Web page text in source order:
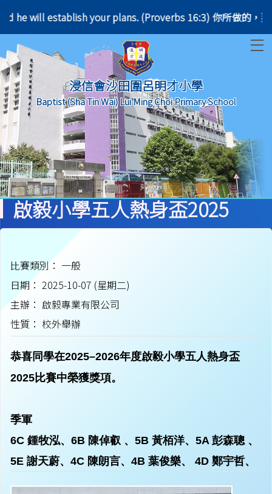
he will establish your plans. (Proverbs 16:3) 你所做的，要
浸信會沙田圍呂明才小學
Baptist (Sha Tin Wai) Lui Ming Choi Primary School
啟毅小學五人熱身盃2025
比賽類別： 一般
日期： 2025-10-07 (星期二)
主辦： 啟毅專業有限公司
性質： 校外舉辦
恭喜同學在2025–2026年度啟毅小學五人熱身盃
2025比賽中榮獲獎項。
季軍
6C 鍾牧泓、6B 陳倬叡 、5B 黃栢洋、5A 彭森聰 、
5E 謝天蔚、4C 陳朗言、4B 葉俊樂、 4D 鄭宇哲、